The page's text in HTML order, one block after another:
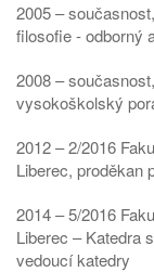
2005 –
filosofie - odborný
2008 –
vysokoškolský
2012 – 2/2016
Liberec, proděkan
2014 – 5/2016
Liberec – Katedra
vedoucí katedry